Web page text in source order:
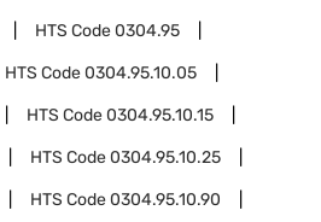
HTS Code0304.95
HTS Code0304.95.10.05
HTS Code0304.95.10.15
HTS Code0304.95.10.25
HTS Code0304.95.10.90